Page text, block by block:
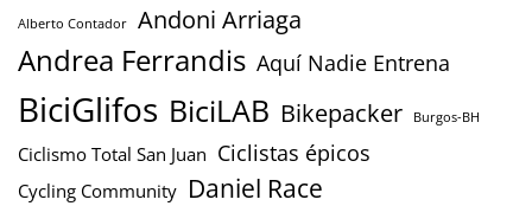
Alberto Contador Andoni Arriaga
Andrea Ferrandis Aquí Nadie Entrena
BiciGlifos BiciLAB Bikepacker Burgos-BH
Ciclismo Total San Juan Ciclistas épicos
Cycling Community Daniel Race